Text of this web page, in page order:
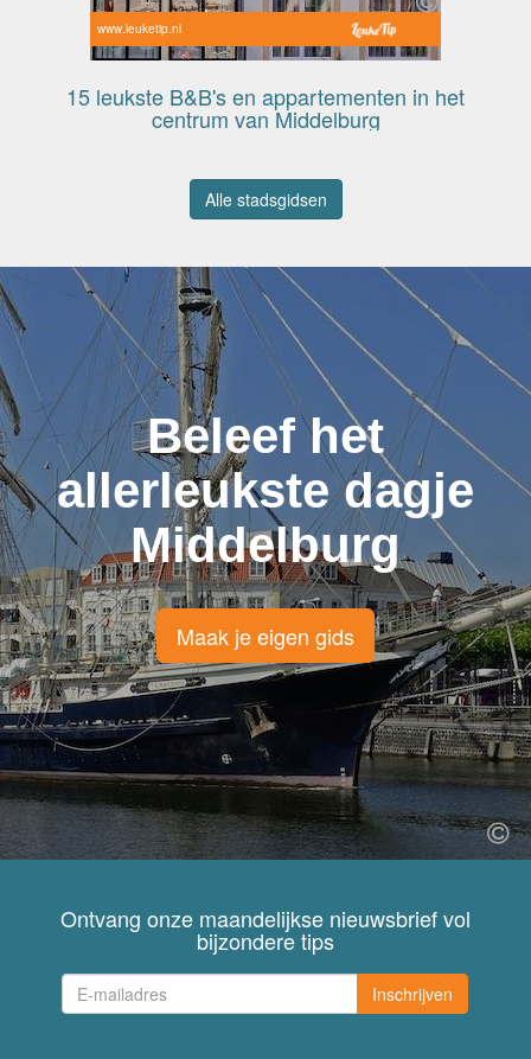
www.leuketip.nl
15 leukste B&B's en appartementen in het
centrum van Middelburg
Alle stadsgidsen
Beleef het
allerleukste dagje
Middelburg
Maak je eigen gids
Ontvang onze maandelijkse nieuwsbrief vol
bijzondere tips
Inschrijven